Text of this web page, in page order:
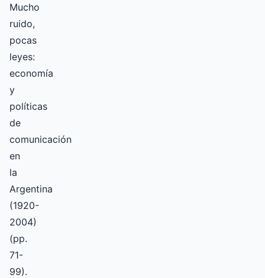
Mucho
ruido,
pocas
leyes:
economía
y
políticas
de
comunicación
en
la
Argentina
(1920-
2004)
(pp.
71-
99).